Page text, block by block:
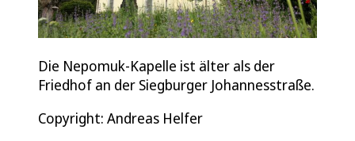
Die Nepomuk-Kapelle ist älter als der
Friedhof an der Siegburger Johannesstraße.
Copyright: Andreas Helfer